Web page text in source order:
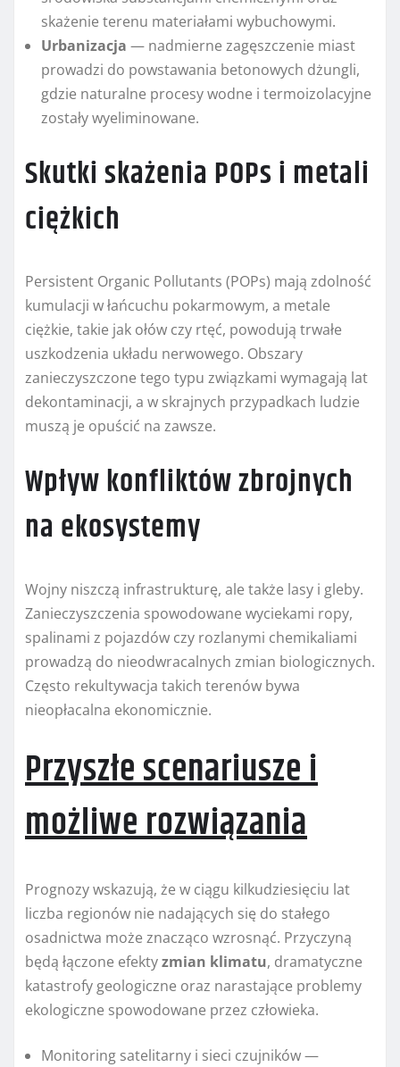
skażenie terenu materiałami wybuchowymi.
Urbanizacja — nadmierne zagęszczenie miast
prowadzi do powstawania betonowych dżungli,
gdzie naturalne procesy wodne i termoizolacyjne
zostały wyeliminowane.
Skutki skażenia POPs i metali
ciężkich
Persistent Organic Pollutants (POPs) mają zdolność
kumulacji w łańcuchu pokarmowym, a metale
ciężkie, takie jak ołów czy rtęć, powodują trwałe
uszkodzenia układu nerwowego. Obszary
zanieczyszczone tego typu związkami wymagają lat
dekontaminacji, a w skrajnych przypadkach ludzie
muszą je opuścić na zawsze.
Wpływ konfliktów zbrojnych
na ekosystemy
Wojny niszczą infrastrukturę, ale także lasy i gleby.
Zanieczyszczenia spowodowane wyciekami ropy,
spalinami z pojazdów czy rozlanymi chemikaliami
prowadzą do nieodwracalnych zmian biologicznych.
Często rekultywacja takich terenów bywa
nieopłacalna ekonomicznie.
Przyszłe scenariusze i
możliwe rozwiązania
Prognozy wskazują, że w ciągu kilkudziesięciu lat
liczba regionów nie nadających się do stałego
osadnictwa może znacząco wzrosnąć. Przyczyną
będą łączone efektyzmian klimatu, dramatyczne
katastrofy geologiczne oraz narastające problemy
ekologiczne spowodowane przez człowieka.
Monitoring satelitarny i sieci czujników —